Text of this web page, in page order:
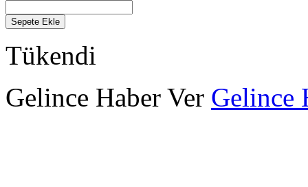
Sepete Ekle
Tükendi
Gelince Haber Ver Gelince